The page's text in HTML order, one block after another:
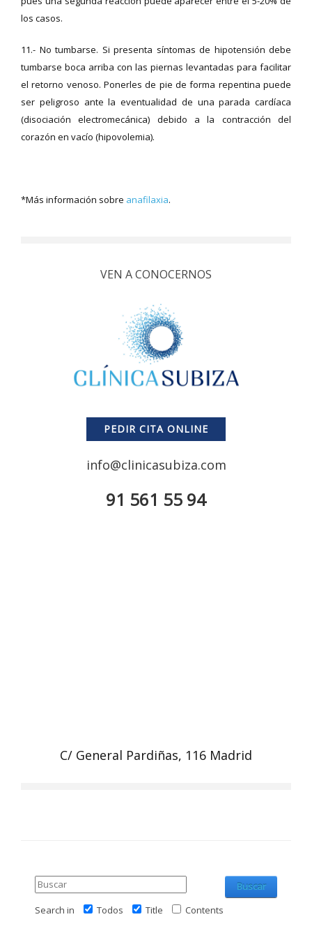
los casos.
11.- No tumbarse. Si presenta síntomas de hipotensión debe
tumbarse boca arriba con las piernas levantadas para facilitar
el retorno venoso. Ponerles de pie de forma repentina puede
ser peligroso ante la eventualidad de una parada cardíaca
(disociación electromecánica) debido a la contracción del
corazón en vacío (hipovolemia).
*Más información sobre anafilaxia.
VEN A CONOCERNOS
PEDIR CITA ONLINE
info@clinicasubiza.com
91 561 55 94
C/ General Pardiñas, 116 Madrid
Buscar
Search in
Todos Title Contents